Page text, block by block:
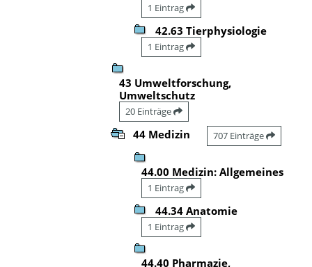
1 Eintrag
42.63 Tierphysiologie
1 Eintrag
43 Umweltforschung,
Umweltschutz
20 Einträge
44 Medizin 707 Einträge
44.00 Medizin: Allgemeines
1 Eintrag
44.34 Anatomie
1 Eintrag
44.40 Pharmazie,